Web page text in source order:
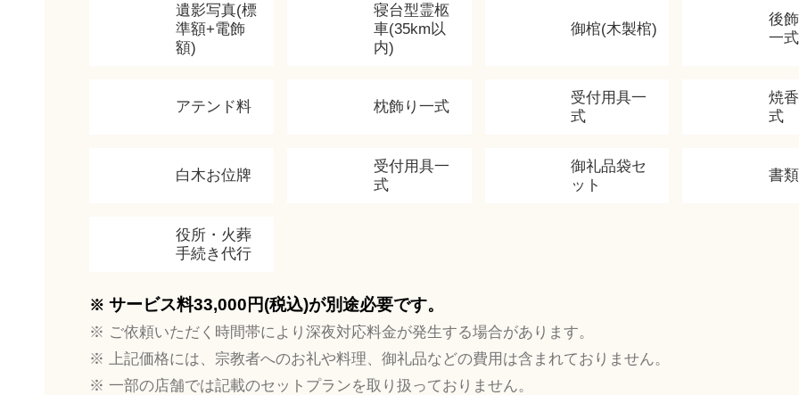
遺影写真(標
準額+電飾
額)
寝台型霊柩
車(35km以
内)
御棺(木製棺)
後
一
アテンド料 枕飾り一式
受付用具一
式
焼
式
白木お位牌
受付用具一
式
御礼品袋セ
ット
書
役所・火葬
手続き代行
サービス料33,000円(税込)が別途必要です。
ご依頼いただく時間帯により深夜対応料金が発生する場合があります。
上記価格には、宗教者へのお礼や料理、御礼品などの費用は含まれておりません。
一部の店舗では記載のセットプランを取り扱っておりません。